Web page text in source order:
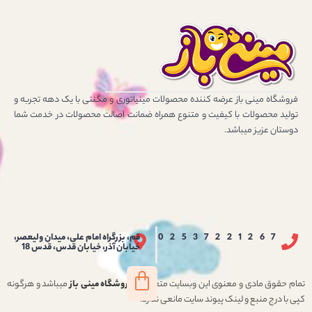
فروشگاه مینی باز عرضه کننده محصولات مینیاتوری و مگنتی با یک دهه تجربه و
تولید محصولات با کیفیت و متنوع همراه ضمانت اصالت محصولات در خدمت شما
دوستان عزیز میباشد.
02537221267 قم، بزرگراه امام علی، میدان ولیعصر،
خیابان آذر، خیابان قدس، قدس 18
تمام حقوق مادی و معنوی این وبسایت متعلق به فروشگاه مینی بازمیباشد و هرگونه
کپی با درج منبع و لینک پیوند سایت مانعی ندارد.